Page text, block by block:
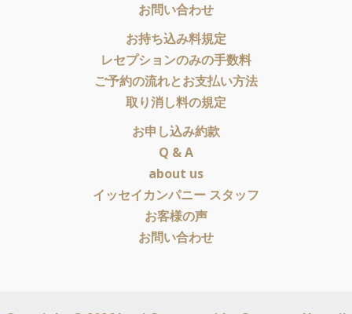
お問い合わせ
お持ち込み料規定
レセプションのみの手数料
ご予約の流れとお支払い方法
取り消し料の規定
お申し込み約款
Q & A
about us
イッセイカンパニー スタッフ
お客様の声
お問い合わせ